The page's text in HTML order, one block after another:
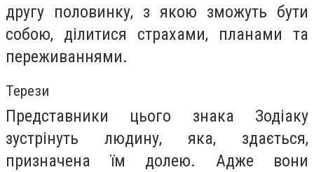
другу половинку, з якою зможуть бути
собою, ділитися страхами, планами та
переживаннями.
Терези
Представники цього знака Зодіаку
зустрінуть людину, яка, здається,
призначена їм долею. Адже вони